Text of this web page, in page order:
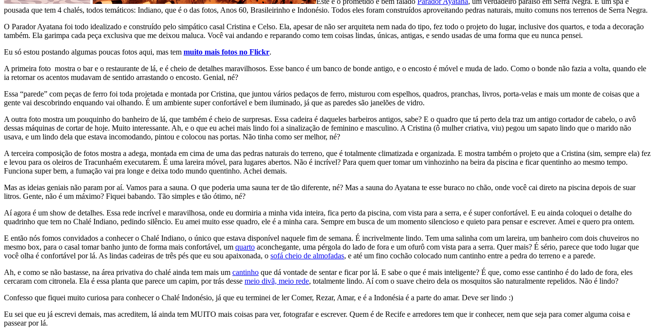
pousada que tem 4 chalés, todos temáticos: Indiano, que é o das fotos, Anos 60, Brasileirinho e Indonésio. Todos eles foram construídos aproveitando pedras naturais, muito comuns nos terrenos de Serra Negra.
O Parador Ayatana foi todo idealizado e construído pelo simpático casal Cristina e Celso. Ela, apesar de não ser arquiteta nem nada do tipo, fez todo o projeto do lugar, inclusive dos quartos, e toda a decoração
também. Ela garimpa cada peça exclusiva que me deixou maluca. Você vai andando e reparando como tem coisas lindas, únicas, antigas, e sendo usadas de uma forma que eu nunca pensei.
Eu só estou postando algumas poucas fotos aqui, mas tem muito mais fotos no Flickr.
A primeira foto mostra o bar e o restaurante de lá, e é cheio de detalhes maravilhosos. Esse banco é um banco de bonde antigo, e o encosto é móvel e muda de lado. Como o bonde não fazia a volta, quando ele
ia retornar os acentos mudavam de sentido arrastando o encosto. Genial, né?
Essa “parede” com peças de ferro foi toda projetada e montada por Cristina, que juntou vários pedaços de ferro, misturou com espelhos, quadros, pranchas, livros, porta-velas e mais um monte de coisas que a
gente vai descobrindo enquando vai olhando. É um ambiente super confortável e bem iluminado, já que as paredes são janelões de vidro.
A outra foto mostra um pouquinho do banheiro de lá, que também é cheio de surpresas. Essa cadeira é daqueles barbeiros antigos, sabe? E o quadro que tá perto dela traz um antigo cortador de cabelo, o avô
dessas máquinas de cortar de hoje. Muito interessante. Ah, e o que eu achei mais lindo foi a sinalização de feminino e masculino. A Cristina (ô mulher criativa, viu) pegou um sapato lindo que o marido não
usava, e um lindo dela que estava incomodando, pintou e colocou nas portas. Não tinha como ser melhor, né?
A terceira composição de fotos mostra a adega, montada em cima de uma das pedras naturais do terreno, que é totalmente climatizada e organizada. E mostra também o projeto que a Cristina (sim, sempre ela) fez
e levou para os oleiros de Tracunhaém executarem. É uma lareira móvel, para lugares abertos. Não é incrível? Para quem quer tomar um vinhozinho na beira da piscina e ficar quentinho ao mesmo tempo.
Funciona super bem, a fumação vai pra longe e deixa todo mundo quentinho. Achei demais.
Mas as ideias geniais não param por aí. Vamos para a sauna. O que poderia uma sauna ter de tão diferente, né? Mas a sauna do Ayatana te esse buraco no chão, onde você cai direto na piscina depois de suar
litros. Gente, não é um máximo? Fiquei babando. Tão simples e tão ótimo, né?
Aí agora é um show de detalhes. Essa rede incrível e maravilhosa, onde eu dormiria a minha vida inteira, fica perto da piscina, com vista para a serra, e é super confortável. E eu ainda coloquei o detalhe do
quadrinho que tem no Chalé Indiano, pedindo silêncio. Eu amei muito esse quadro, ele é a minha cara. Sempre em busca de um momento silencioso e quieto para pensar e escrever. Amei e quero pra ontem.
E então nós fomos convidados a conhecer o Chalé Indiano, o único que estava disponível naquele fim de semana. É incrivelmente lindo. Tem uma salinha com um lareira, um banheiro com dois chuveiros no
mesmo box, para o casal tomar banho junto de forma mais confortável, um quarto aconchegante, uma pérgola do lado de fora e um ofurô com vista para a serra. Quer mais? É sério, parece que todo lugar que
você olha é confortável por lá. As lindas cadeiras de três pés que eu sou apaixonada, o sofá cheio de almofadas, e até um fino cochão colocado num cantinho entre a pedra do terreno e a parede.
Ah, e como se não bastasse, na área privativa do chalé ainda tem mais um cantinho que dá vontade de sentar e ficar por lá. E sabe o que é mais inteligente? É que, como esse cantinho é do lado de fora, eles
cercaram com citronela. Ela é essa planta que parece um capim, por trás desse meio divã, meio rede, totalmente lindo. Aí com o suave cheiro dela os mosquitos são naturalmente repelidos. Não é lindo?
Confesso que fiquei muito curiosa para conhecer o Chalé Indonésio, já que eu terminei de ler Comer, Rezar, Amar, e é a Indonésia é a parte do amar. Deve ser lindo :)
Eu sei que eu já escrevi demais, mas acreditem, lá ainda tem MUITO mais coisas para ver, fotografar e escrever. Quem é de Recife e arredores tem que ir conhecer, nem que seja para comer alguma coisa e
passear por lá.